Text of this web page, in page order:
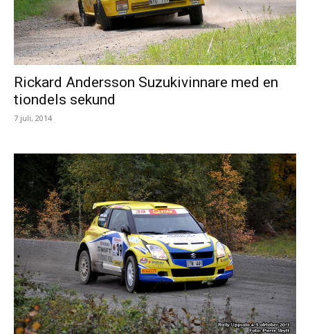
Rickard Andersson Suzukivinnare med en
tiondels sekund
7 juli, 2014